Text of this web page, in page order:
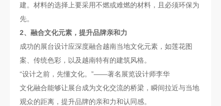
建。材料的选择上要采用不燃或难燃的材料，且必须环保为
先。
2、融合文化元素，提升品牌亲和力
成功的展台设计应深度融合越南当地文化元素，如莲花图
案、传统色彩，以及越南特有的建筑风格。
“设计之前，先懂文化。”——著名展览设计师李华
文化融合能够让展台成为文化交流的桥梁，瞬间拉近与当地
观众的距离，提升品牌的亲和力和认同感。